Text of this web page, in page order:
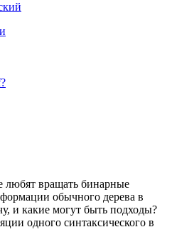
любят вращать бинарные
обычного дерева в
и какие могут быть подходы?
одного синтаксического в